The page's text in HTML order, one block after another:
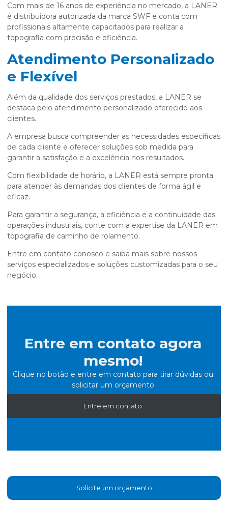
Com mais de 16 anos de experiência no mercado, a LANER
é distribuidora autorizada da marca SWF e conta com
profissionais altamente capacitados para realizar a
topografia com precisão e eficiência.
Atendimento Personalizado
e Flexível
Além da qualidade dos serviços prestados, a LANER se
destaca pelo atendimento personalizado oferecido aos
clientes.
A empresa busca compreender as necessidades específicas
de cada cliente e oferecer soluções sob medida para
garantir a satisfação e a excelência nos resultados.
Com flexibilidade de horário, a LANER está sempre pronta
para atender às demandas dos clientes de forma ágil e
eficaz.
Para garantir a segurança, a eficiência e a continuidade das
operações industriais, conte com a expertise da LANER em
topografia de caminho de rolamento.
Entre em contato conosco e saiba mais sobre nossos
serviços especializados e soluções customizadas para o seu
negócio.
Entre em contato agora
mesmo!
Clique no botão e entre em contato para tirar dúvidas ou
solicitar um orçamento
Entre em contato
Solicite um orçamento